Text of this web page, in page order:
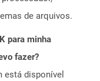
de arquivos.
para minha
fazer?
está disponível